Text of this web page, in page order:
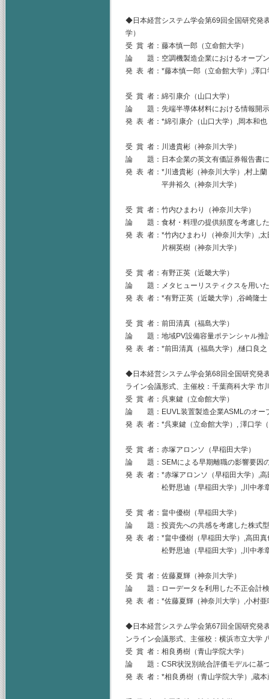
◆日本経営システム学会第69回全国研究発
学）
受 賞 者：藤本慎一郎（立命館大学）
論 題：空調機製造企業におけるオープン
発 表 者：*藤本慎一郎（立命館大学）,澤口
受 賞 者：綿引康介（山口大学）
論 題：先端半導体材料における情報開示
発 表 者：*綿引康介（山口大学）,岡本和
受 賞 者：川邊貴彬（神奈川大学）
論 題：日本企業の英文有価証券報告書に
発 表 者：*川邊貴彬（神奈川大学）,村上
平井裕久（神奈川大学）
受 賞 者：竹内ひまわり（神奈川大学）
論 題：食材・料理の提供頻度を考慮した
発 表 者：*竹内ひまわり（神奈川大学）,
片桐英樹（神奈川大学）
受 賞 者：有野正英（近畿大学）
論 題：メタヒューリスティクスを用いた
発 表 者：*有野正英（近畿大学）,谷崎隆士
受 賞 者：前田清真（福島大学）
論 題：地域PV設備容量ポテンシャル推
発 表 者：*前田清真（福島大学）,樋口良
◆日本経営システム学会第68回全国研究発
ライン会議形式、主催校：千葉商科大学 市
受 賞 者：呉東鍵（立命館大学）
論 題：EUVL装置製造企業ASMLのオー
発 表 者：*呉東鍵（立命館大学）, 澤口学
受 賞 者：赤塚アロンソ（早稲田大学）
論 題：SEMによる早期離職の影響要因
発 表 者：*赤塚アロンソ（早稲田大学）,
松野思迪（早稲田大学）,川中孝章（
受 賞 者：畠中優樹（早稲田大学）
論 題：投資先への共感を考慮した株式型
発 表 者：*畠中優樹（早稲田大学）,高田
松野思迪（早稲田大学）,川中孝章（
受 賞 者：佐藤夏輝（神奈川大学）
論 題：ローデータを利用した不正会計検
発 表 者：*佐藤夏輝（神奈川大学）,小村
◆日本経営システム学会第67回全国研究発
ンライン会議形式、主催校：横浜市立大学
受 賞 者：相良勇樹（青山学院大学）
論 題：CSR状況別統合評価モデルに基
発 表 者：*相良勇樹（青山学院大学）,蔵